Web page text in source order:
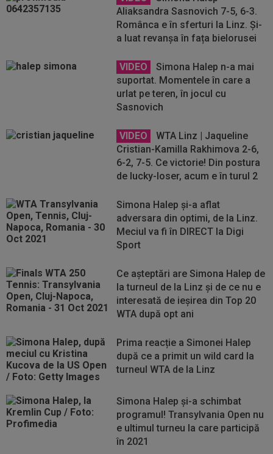
Aliaksandra Sasnovich 7-5, 6-3.
Românca e în sferturi la Linz. Și-
a luat revanșa în fața bielorusei
VIDEO
Simona Halep n-a mai
suportat. Momentele în care a
urlat pe teren, în jocul cu
Sasnovich
VIDEO
WTA Linz | Jaqueline
Cristian-Kamilla Rakhimova 2-6,
6-2, 7-5. Ce victorie! Din postura
de lucky-loser, acum e în turul 2
Simona Halep și-a aflat
adversara din optimi, de la Linz.
Meciul va fi în DIRECT la Digi
Sport
Ce așteptări are Simona Halep de
la turneul de la Linz și de ce nu e
interesată de ieșirea din Top 20
WTA după opt ani
Prima reacție a Simonei Halep
după ce a primit un wild card la
turneul WTA de la Linz
Simona Halep și-a schimbat
programul! Transylvania Open nu
e ultimul turneu la care participă
în 2021